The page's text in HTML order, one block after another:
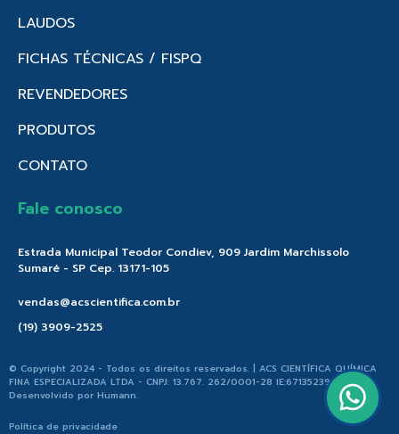
LAUDOS
FICHAS TÉCNICAS / FISPQ
REVENDEDORES
PRODUTOS
CONTATO
Fale conosco
Estrada Municipal Teodor Condiev, 909 Jardim Marchissolo
Sumaré - SP Cep. 13171-105
vendas@acscientifica.com.br
(19) 3909-2525
© Copyright 2024 - Todos os direitos reservados. | ACS CIENTÍFICA QUÍMICA
FINA ESPECIALIZADA LTDA - CNPJ: 13.767. 262/0001-28 IE:671352396.176 |
Desenvolvido por Humann.
Política de privacidade